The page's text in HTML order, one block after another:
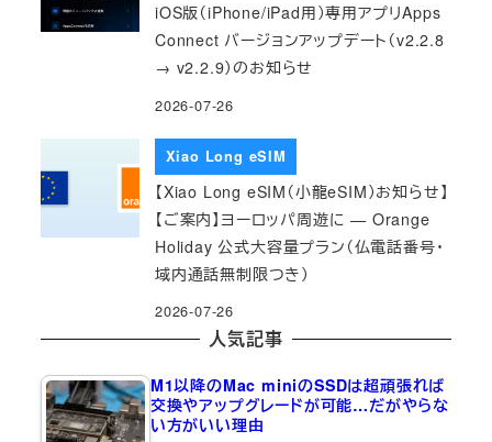
iOS版（iPhone/iPad用）専用アプリApps
Connect バージョンアップデート（v2.2.8
→ v2.2.9）のお知らせ
2026-07-26
Xiao Long eSIM
【Xiao Long eSIM（小龍eSIM）お知らせ】
【ご案内】ヨーロッパ周遊に — Orange
Holiday 公式大容量プラン（仏電話番号・
域内通話無制限つき）
2026-07-26
人気記事
M1以降のMac miniのSSDは超頑張れば
交換やアップグレードが可能…だがやらな
い方がいい理由